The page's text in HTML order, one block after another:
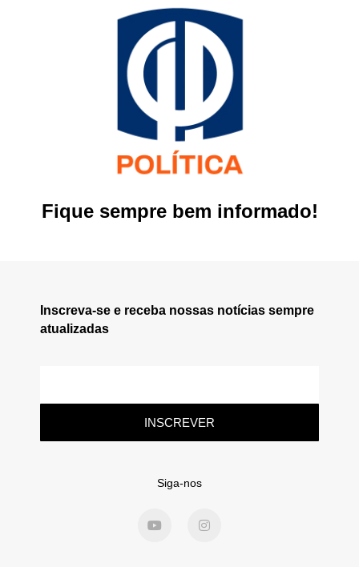
Fique sempre bem informado!
Inscreva-se e receba nossas notícias sempre
atualizadas
INSCREVER
Siga-nos